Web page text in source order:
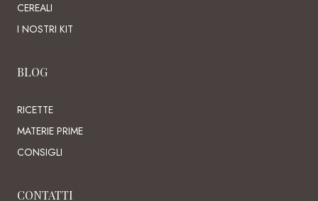
CEREALI
I NOSTRI KIT
BLOG
RICETTE
MATERIE PRIME
CONSIGLI
CONTATTI